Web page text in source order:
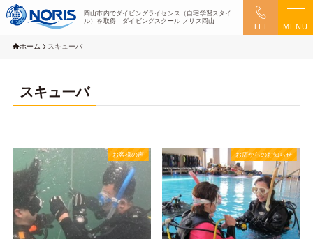
岡山市内でダイビングライセンス（自宅学習スタイ
ル）を取得｜ダイビングスクール ノリス岡山
TEL MENU
ホーム スキューバ
スキューバ
お客様の声 お店からのお知らせ